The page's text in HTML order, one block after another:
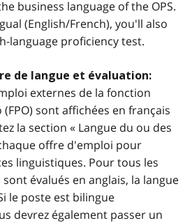
business language of the OPS.
(English/French), you'll also
language proficiency test.
de langue et évaluation:
externes de la fonction
sont affichées en français
la section « Langue du ou des
offre d'emploi pour
linguistiques. Pour tous les
évalués en anglais, la langue
le poste est bilingue
devrez également passer un